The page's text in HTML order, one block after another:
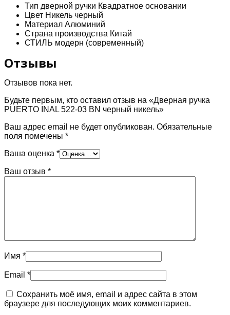
Тип дверной ручки Квадратное основании
Цвет Никель черный
Материал Алюминий
Страна производства Китай
СТИЛЬ модерн (современный)
Отзывы
Отзывов пока нет.
Будьте первым, кто оставил отзыв на «Дверная ручка
PUERTO INAL 522-03 BN черный никель»
Ваш адрес email не будет опубликован. Обязательные
поля помечены *
Ваша оценка *
Ваш отзыв *
Имя *
Email *
Сохранить моё имя, email и адрес сайта в этом
браузере для последующих моих комментариев.